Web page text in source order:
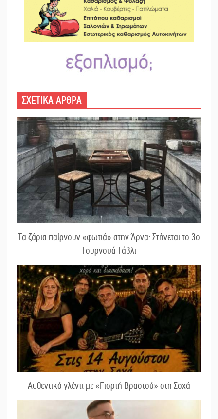
ΣΧΕΤΙΚΑ ΑΡΘΡΑ
Τα ζάρια παίρνουν «φωτιά» στην Άρνα: Στήνεται το 3ο
Τουρνουά Τάβλι
Αυθεντικό γλέντι με «Γιορτή Βραστού» στη Σοχά